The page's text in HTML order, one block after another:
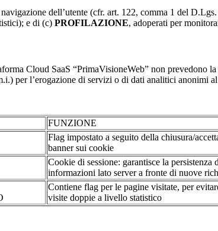
dell’utente (cfr. art. 122, comma 1 del
e di (c) PROFILAZIONE, adoperati per
Cloud SaaS “PrimaVisioneWeb” non prevedono
per l’erogazione di servizi o di dati analitici anonimi
FUNZIONE
Flag impostato a seguito della chiusura/
banner sui cookie
Cookie di sessione: garantisce la persistenza
informazioni lato server a fronte di nuove
Contiene flag per le pagine visitate, per
visite doppie a livello statistico